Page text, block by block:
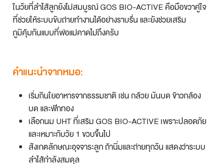
ในวัยที่ลำไส้ลูกยังไม่สมบูรณ์ GOS BIO-ACTIVE คือมือขวาคู่ใจ
ที่ช่วยให้ระบบขับถ่ายทำงานได้อย่างราบรื่น และยังช่วยเสริม
ภูมิคุ้มกันแบบที่พ่อแม่คาดไม่ถึงครับ
คำแนะนำจากหมอ:
เริ่มกินใยอาหารจากธรรมชาติ เช่น กล้วย มันบด ข้าวกล้อง
บด และฟักทอง
เลือกนม UHT ที่เสริม GOS BIO-ACTIVE เพราะปลอดภัย
และเหมาะกับวัย 1 ขวบขึ้นไป
สังเกตลักษณะอุจจาระลูก ถ้านิ่มและถ่ายทุกวัน แสดงว่าระบบ
ลำไส้กำลังสมดุล